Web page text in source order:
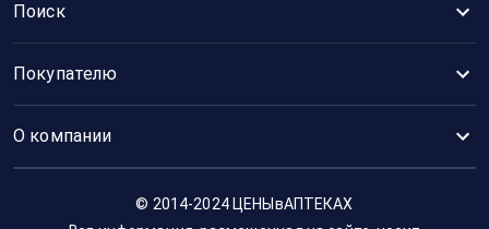
Поиск
Покупателю
О компании
© 2014-2024 ЦЕНЫвАПТЕКАХ